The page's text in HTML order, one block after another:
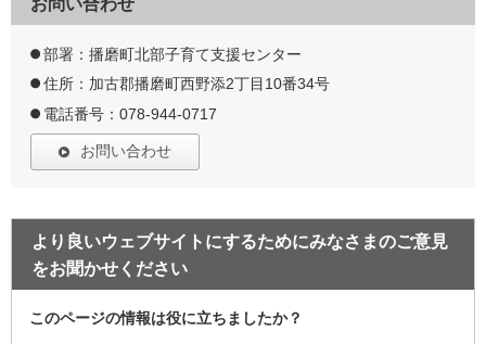
部署：播磨町北部子育て支援センター
住所：加古郡播磨町西野添2丁目10番34号
電話番号：078-944-0717
お問い合わせ
より良いウェブサイトにするためにみなさまのご意見
をお聞かせください
このページの情報は役に立ちましたか？